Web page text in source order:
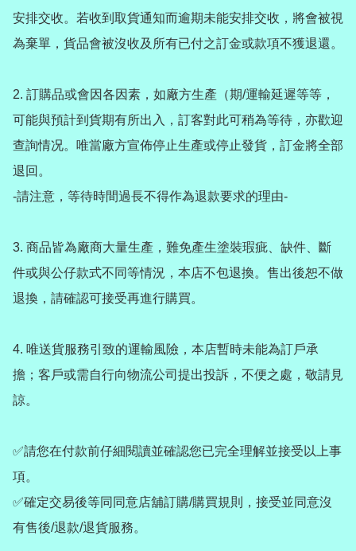
安排交收。若收到取貨通知而逾期未能安排交收，將會被視
為棄單，貨品會被沒收及所有已付之訂金或款項不獲退還。
2️. 訂購品或會因各因素，如廠方生產（期/運輸延遲等等，
可能與預計到貨期有所出入，訂客對此可稍為等待，亦歡迎
查詢情况。唯當廠方宣佈停止生產或停止發貨，訂金將全部
退回。
-請注意，等待時間過長不得作為退款要求的理由-
3️. 商品皆為廠商大量生產，難免產生塗裝瑕疵、缺件、斷
件或與公仔款式不同等情況，本店不包退換。售出後恕不做
退換，請確認可接受再進行購買。
4️. 唯送貨服務引致的運輸風險，本店暫時未能為訂戶承
擔；客戶或需自行向物流公司提出投訴，不便之處，敬請見
諒。
✅請您在付款前仔細閱讀並確認您已完全理解並接受以上事
項。
✅確定交易後等同同意店舖訂購/購買規則，接受並同意沒
有售後/退款/退貨服務。